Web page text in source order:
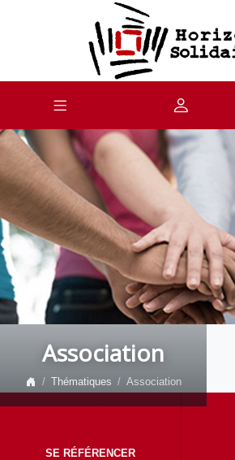
Association
Thématiques Association
SE RÉFÉRENCER